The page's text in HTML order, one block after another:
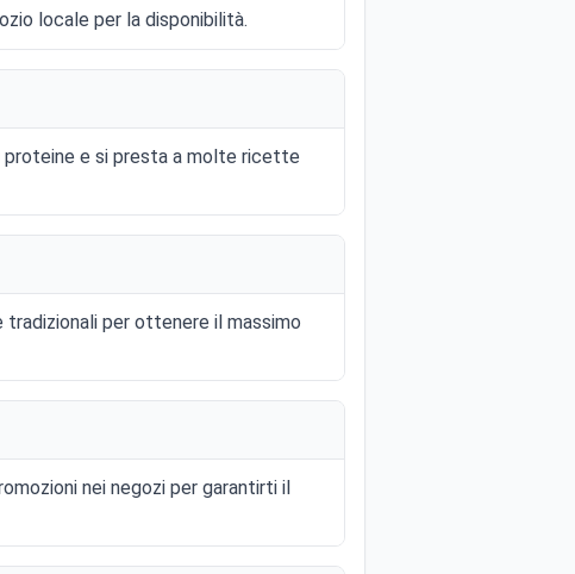
locale per la disponibilità.
proteine e si presta a molte ricette
per ottenere il massimo
nei negozi per garantirti il